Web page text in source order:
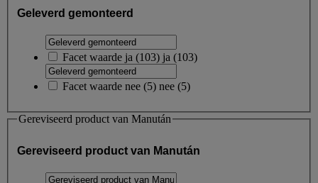
Geleverd gemonteerd
Facet waarde ja (103) ja (103)
Facet waarde nee (5) nee (5)
Gereviseerd product van Manután
Gereviseerd product van Manután